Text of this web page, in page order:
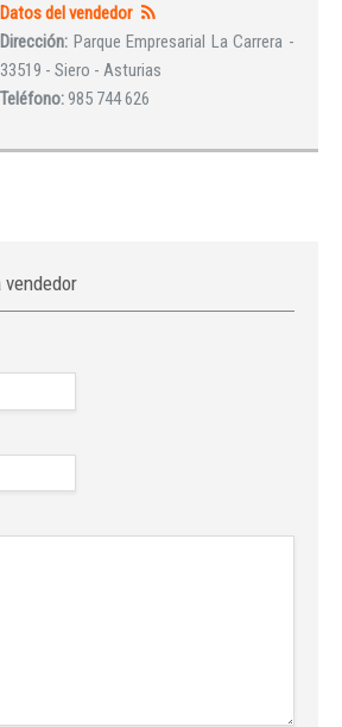
Datos del vendedor
Dirección: Parque Empresarial La Carrera -
33519 - Siero - Asturias
Teléfono:985 744 626
vendedor